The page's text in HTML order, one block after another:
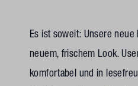
Es ist soweit: Unsere
neuem, frischem Look.
komfortabel und in